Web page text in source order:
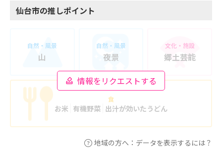
仙台市の推しポイント
情報をリクエストする
自然・風景
山
自然・風景
夜景
文化・施設
郷土芸能
食
お米 有機野菜 出汁が効いたうどん
地域の方へ：データを表示するには？